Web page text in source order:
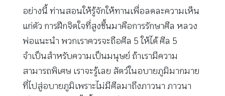
อย่างนี้ ท่านสอนให้รู้จักให้ทานเพื่อลดละความเห็น
แก่ตัว การฝึกจิตใจที่สูงขึ้นมาคือการรักษาศีล หลวง
พ่อแนะนำ พวกเราควรจะถือศีล 5 ให้ได้ ศีล 5
จำเป็นสำหรับความเป็นมนุษย์ ถ้าเรามีความ
สามารถพิเศษ เราจะรู้เลย สัตว์ในอบายภูมิมากมาย
ที่ไปสู่อบายภูมิเพราะไม่มีศีลมาถึงภาวนา ภาวนา